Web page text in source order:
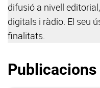
difusió a nivell
digitals i ràdio. El seu
finalitats.